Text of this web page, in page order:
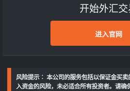
开始外汇交
进入官网
风险提示∶ 本公司的服务包括以保证金买
入资金的风险，未必适合所有投资者。请确